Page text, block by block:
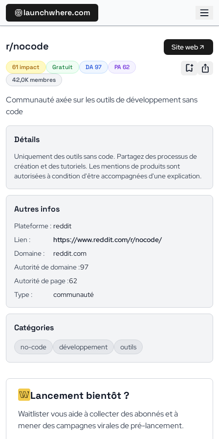
launchwhere.com
r/nocode Site web
61 impact Gratuit DA 97
PA 62
42,0K membres
Communauté axée sur les outils de développement sans
code
Détails
Uniquement des outils sans code. Partagez des processus de
création et des tutoriels. Les mentions de produits sont
autorisées à condition d'être accompagnées d'une explication.
Autres infos
Plateforme : reddit
Lien :
https://www.reddit.com/r/nocode/
Domaine :
reddit.com
Autorité de domaine :97
Autorité de page :62
Type :
communauté
Catégories
no-code développement outils
Lancement bientôt ?
Waitlister vous aide à collecter des abonnés et à
mener des campagnes virales de pré-lancement.